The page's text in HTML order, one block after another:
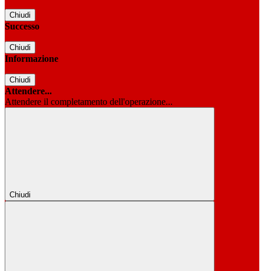
Chiudi
Successo
Chiudi
Informazione
Chiudi
Attendere...
Attendere il completamento dell'operazione...
Chiudi